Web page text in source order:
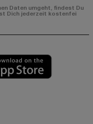
Daten umgeht, findest Du
Dich jederzeit kostenfei